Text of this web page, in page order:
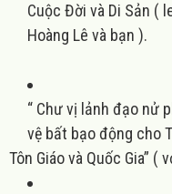
Cuộc Đời và Di Sản (
Hoàng Lê và bạn ).
“ Chư vị lảnh đạo nử
vệ bất bạo động cho
Tôn Giáo và Quốc Gia” (